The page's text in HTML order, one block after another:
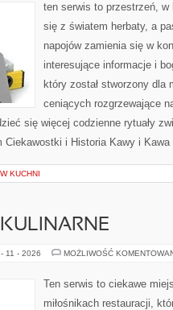
ten serwis to przestrzeń,
się z światem herbaty, a
napojów zamienia się w
interesujące informacje i
który został stworzony dla
ceniących rozgrzewające
się więcej codzienne rytuały
Ciekawostki i Historia Kawy i
KUCHNI
11 - 2026 MOŻLIWOŚĆ
Ten serwis to ciekawe
miłośnikach restauracji,